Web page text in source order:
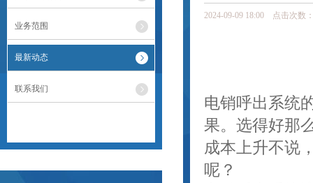
业务范围
最新动态
联系我们
2024-09-09 18:00 点击次数
电销呼出系统
果。选得好那
成本上升不说
呢？